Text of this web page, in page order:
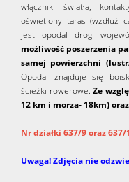
włączniki światła,
oświetlony taras (wzdłuż
jest opodal drogi
możliwość poszerzenia
samej powierzchni
Opodal znajduje się
ścieżki rowerowe.Ze
12 km i morza- 18km)
Nr działki 637/9 oraz 637/
Uwaga! Zdjęcia nie